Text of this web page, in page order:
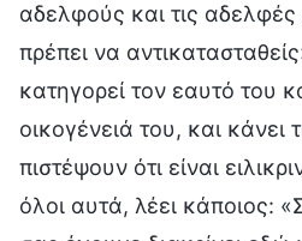
αδελφούς και τις
πρέπει να
κατηγορεί τον εαυτό του
οικογένειά του, και
πιστέψουν ότι είναι
όλοι αυτά, λέει κάποιος: